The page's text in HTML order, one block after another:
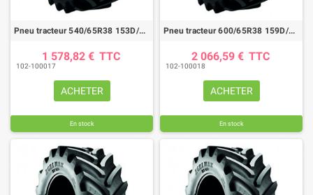
Pneu tracteur 540/65R38 153D/156A8 AGRIMAX RT657
1 578,82 € TTC
102-100017
ACHETER
En stock
Pneu tracteur 600/65R38 159D/162A8 AGRIMAX RT657
2 066,59 € TTC
102-100018
ACHETER
En stock